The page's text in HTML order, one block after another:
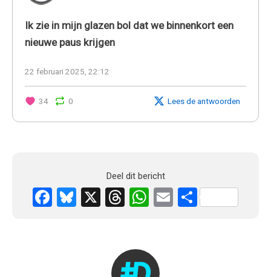
Ik zie in mijn glazen bol dat we binnenkort een
nieuwe paus krijgen
22 februari 2025, 22:12
34 0 Lees de antwoorden
Deel dit bericht
Facebook
Bluesky
X Threads
WhatsApp
EmailDelen